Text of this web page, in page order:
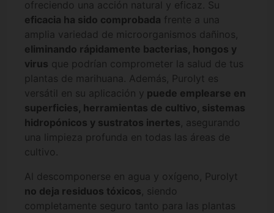
ofreciendo una acción natural y eficaz. Su
eficacia ha sido comprobada frente a una
amplia variedad de microorganismos dañinos,
eliminando rápidamente bacterias, hongos y
virus que podrían comprometer la salud de tus
plantas de marihuana. Además, Purolyt es
versátil en su aplicación y puede emplearse en
superficies, herramientas de cultivo, sistemas
hidropónicos y sustratos inertes, asegurando
una limpieza profunda en todas las áreas de
cultivo.
Al descomponerse en agua y oxígeno, Purolyt
no deja residuos tóxicos, siendo
completamente seguro tanto para las plantas